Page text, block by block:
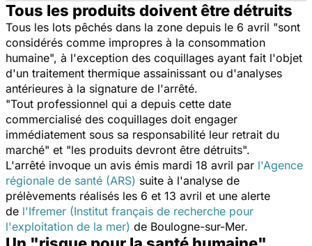
Tous les produits doivent être détruits
Tous les lots pêchés dans la zone depuis le 6 avril "sont
considérés comme impropres à la consommation
humaine", à l'exception des coquillages ayant fait l'objet
d'un traitement thermique assainissant ou d'analyses
antérieures à la signature de l'arrêté.
"Tout professionnel qui a depuis cette date
commercialisé des coquillages doit engager
immédiatement sous sa responsabilité leur retrait du
marché" et "les produits devront être détruits".
L'arrêté invoque un avis émis mardi 18 avril par l'Agence
régionale de santé (ARS) suite à l'analyse de
prélèvements réalisés les 6 et 13 avril et une alerte
de l'Ifremer (Institut français de recherche pour
l'exploitation de la mer) de Boulogne-sur-Mer.